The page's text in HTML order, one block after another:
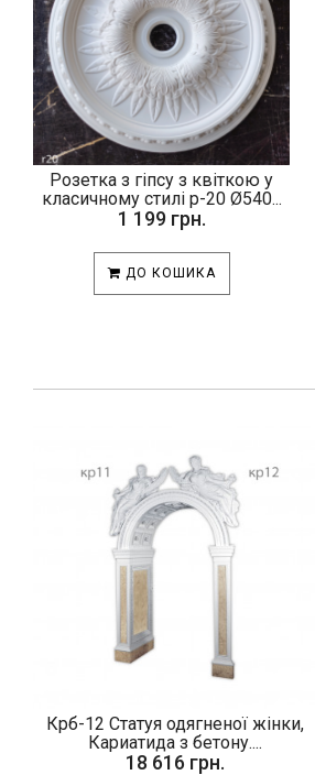
Розетка з гіпсу з квіткою у
класичному стилі р-20 Ø540...
1 199 грн.
ДО КОШИКА
Крб-12 Статуя одягненої жінки,
Кариатида з бетону....
18 616 грн.